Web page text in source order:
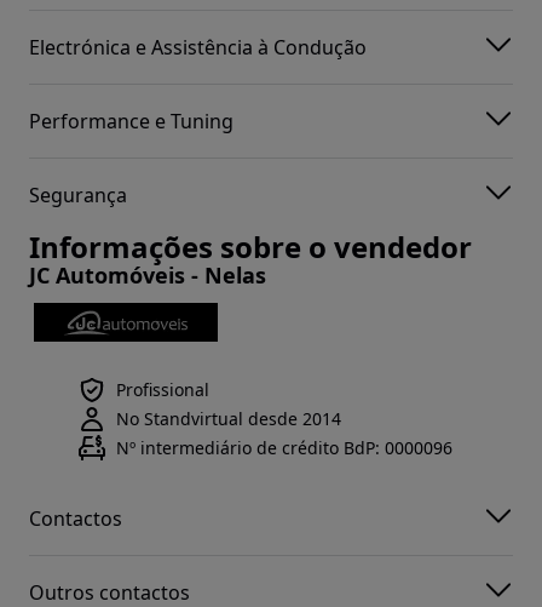
Electrónica e Assistência à Condução
Performance e Tuning
Segurança
Informações sobre o vendedor
JC Automóveis - Nelas
Profissional
No Standvirtual desde 2014
Nº intermediário de crédito BdP: 0000096
Contactos
Outros contactos